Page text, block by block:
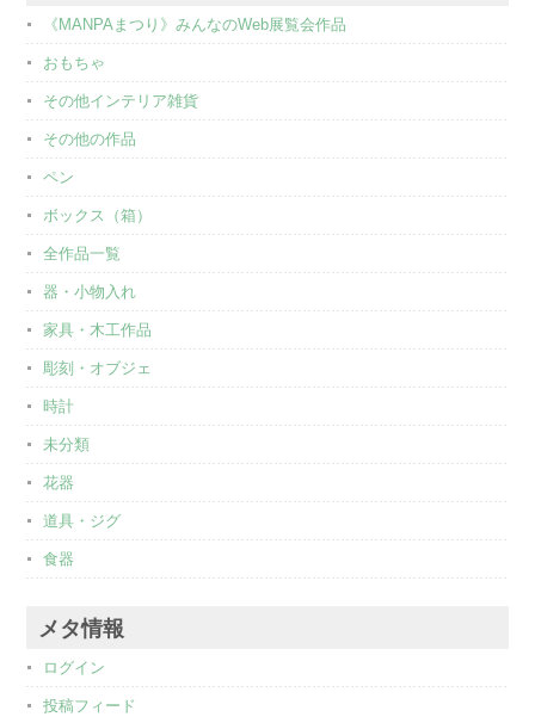
《MANPAまつり》みんなのWeb展覧会作品
おもちゃ
その他インテリア雑貨
その他の作品
ペン
ボックス（箱）
全作品一覧
器・小物入れ
家具・木工作品
彫刻・オブジェ
時計
未分類
花器
道具・ジグ
食器
メタ情報
ログイン
投稿フィード